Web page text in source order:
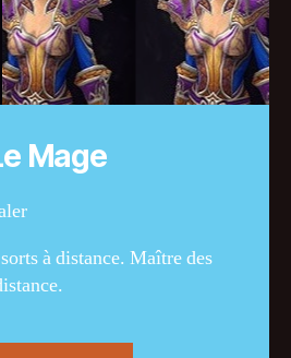
Mage
à distance. Maître des